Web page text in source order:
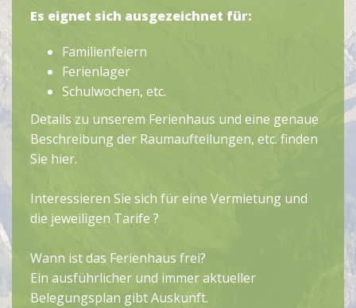
Es eignet sich ausgezeichnet für:
Familienfeiern
Ferienlager
Schulwochen, etc.
Details zu unserem Ferienhaus und eine genaue
Beschreibung der Raumaufteilungen, etc. finden
Sie hier.
Interessieren Sie sich für eine Vermietung und
die jeweiligen Tarife ?
Wann ist das Ferienhaus frei?
Ein ausführlicher und immer aktueller
Belegungsplan gibt Auskunft.